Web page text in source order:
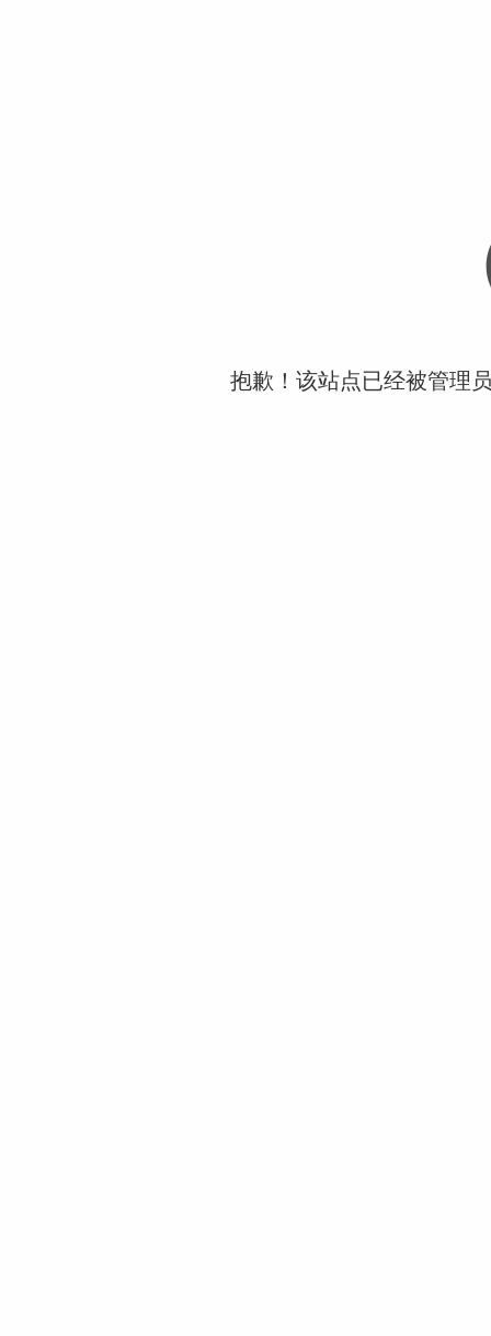
抱歉！该站点已经被管理